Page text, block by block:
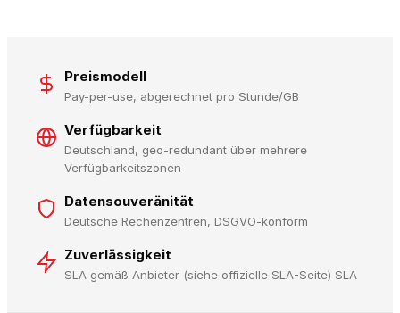
Preismodell
Pay-per-use, abgerechnet pro Stunde/GB
Verfügbarkeit
Deutschland, geo-redundant über mehrere
Verfügbarkeitszonen
Datensouveränität
Deutsche Rechenzentren, DSGVO-konform
Zuverlässigkeit
SLA gemäß Anbieter (siehe offizielle SLA-Seite) SLA